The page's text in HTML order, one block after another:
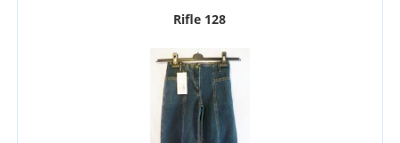
Rifle 128